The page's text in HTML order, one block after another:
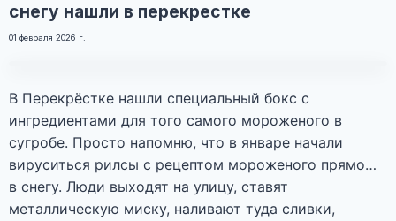
снегу нашли в перекрестке
01 февраля 2026 г.
Фото
В Перекрёстке нашли специальный бокс с
ингредиентами для того самого мороженого в
сугробе. Просто напомню, что в январе начали
вируситься рилсы с рецептом мороженого прямо…
в снегу. Люди выходят на улицу, ставят
металлическую миску, наливают туда сливки,